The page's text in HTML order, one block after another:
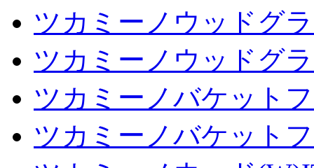
ツカミーノウッドグ
ツカミーノウッドグ
ツカミーノバケット
ツカミーノバケット